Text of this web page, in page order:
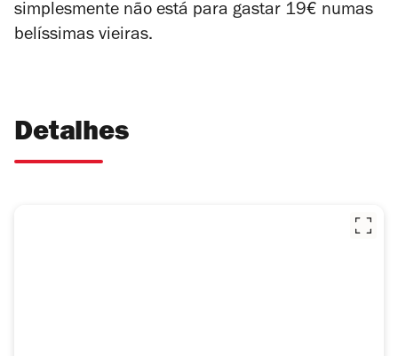
simplesmente não está para gastar 19€ numas
belíssimas vieiras.
Detalhes